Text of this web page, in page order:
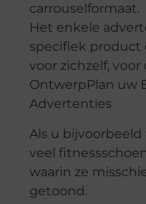
carrouselformaat.
Het enkele
specifiek product
voor zichzelf, voor
OntwerpPlan uw
Advertenties
Als u
veel
waarin ze
getoond.